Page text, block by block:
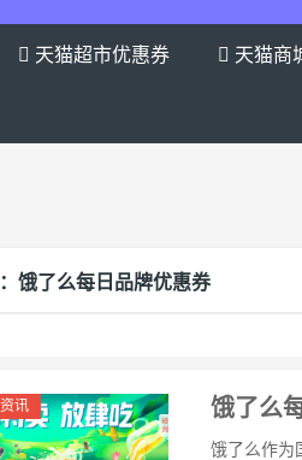
天猫超市优惠券 天猫商
饿了么每日品牌优惠券
讯 饿了么
饿了么作为